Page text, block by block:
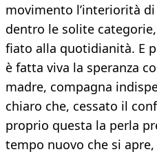
movimento l’interiorità
dentro le solite
fiato alla quotidianità. E
è fatta viva la speranza
madre, compagna
chiaro che, cessato il
proprio questa la perla
tempo nuovo che si